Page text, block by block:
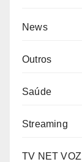
News
Outros
Saúde
Streaming
TV NET VOZ